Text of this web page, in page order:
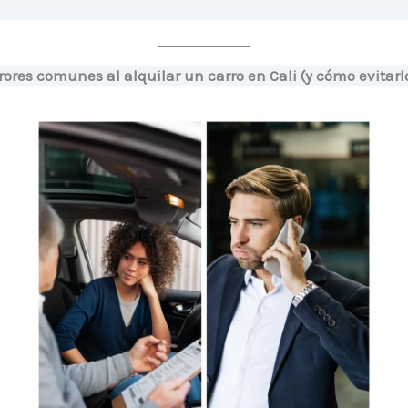
comunes al alquilar un carro en Cali (y cómo